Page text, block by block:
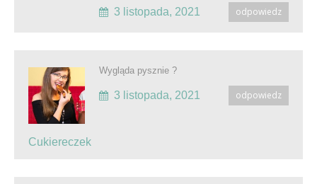
odpowiedz
3 listopada, 2021
Cukiereczek
Wygląda pysznie ?
odpowiedz
3 listopada, 2021